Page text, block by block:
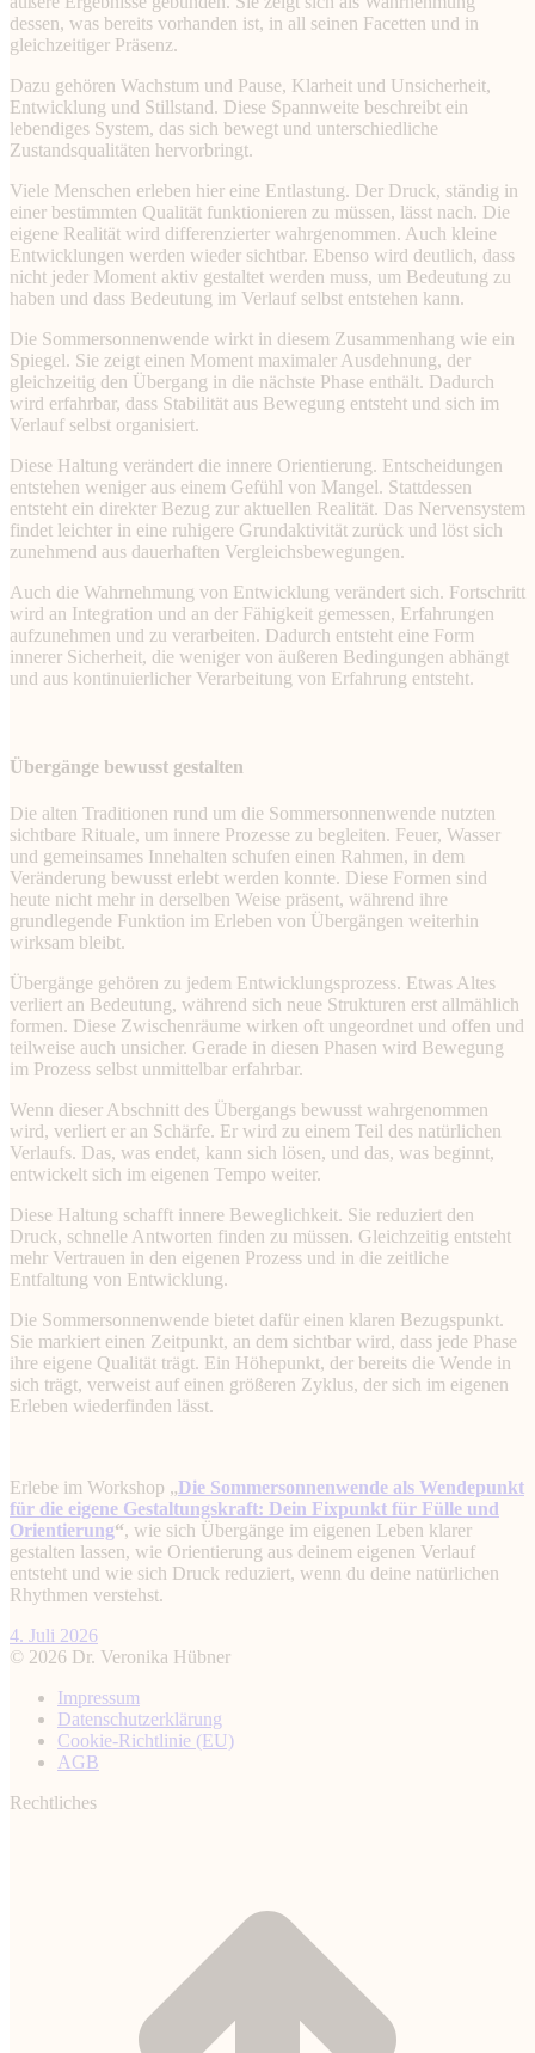
dessen, was bereits vorhanden ist, in all seinen Facetten und in
gleichzeitiger Präsenz.
Dazu gehören Wachstum und Pause, Klarheit und Unsicherheit,
Entwicklung und Stillstand. Diese Spannweite beschreibt ein
lebendiges System, das sich bewegt und unterschiedliche
Zustandsqualitäten hervorbringt.
Viele Menschen erleben hier eine Entlastung. Der Druck, ständig in
einer bestimmten Qualität funktionieren zu müssen, lässt nach. Die
eigene Realität wird differenzierter wahrgenommen. Auch kleine
Entwicklungen werden wieder sichtbar. Ebenso wird deutlich, dass
nicht jeder Moment aktiv gestaltet werden muss, um Bedeutung zu
haben und dass Bedeutung im Verlauf selbst entstehen kann.
Die Sommersonnenwende wirkt in diesem Zusammenhang wie ein
Spiegel. Sie zeigt einen Moment maximaler Ausdehnung, der
gleichzeitig den Übergang in die nächste Phase enthält. Dadurch
wird erfahrbar, dass Stabilität aus Bewegung entsteht und sich im
Verlauf selbst organisiert.
Diese Haltung verändert die innere Orientierung. Entscheidungen
entstehen weniger aus einem Gefühl von Mangel. Stattdessen
entsteht ein direkter Bezug zur aktuellen Realität. Das Nervensystem
findet leichter in eine ruhigere Grundaktivität zurück und löst sich
zunehmend aus dauerhaften Vergleichsbewegungen.
Auch die Wahrnehmung von Entwicklung verändert sich. Fortschritt
wird an Integration und an der Fähigkeit gemessen, Erfahrungen
aufzunehmen und zu verarbeiten. Dadurch entsteht eine Form
innerer Sicherheit, die weniger von äußeren Bedingungen abhängt
und aus kontinuierlicher Verarbeitung von Erfahrung entsteht.
Übergänge bewusst gestalten
Die alten Traditionen rund um die Sommersonnenwende nutzten
sichtbare Rituale, um innere Prozesse zu begleiten. Feuer, Wasser
und gemeinsames Innehalten schufen einen Rahmen, in dem
Veränderung bewusst erlebt werden konnte. Diese Formen sind
heute nicht mehr in derselben Weise präsent, während ihre
grundlegende Funktion im Erleben von Übergängen weiterhin
wirksam bleibt.
Übergänge gehören zu jedem Entwicklungsprozess. Etwas Altes
verliert an Bedeutung, während sich neue Strukturen erst allmählich
formen. Diese Zwischenräume wirken oft ungeordnet und offen und
teilweise auch unsicher. Gerade in diesen Phasen wird Bewegung
im Prozess selbst unmittelbar erfahrbar.
Wenn dieser Abschnitt des Übergangs bewusst wahrgenommen
wird, verliert er an Schärfe. Er wird zu einem Teil des natürlichen
Verlaufs. Das, was endet, kann sich lösen, und das, was beginnt,
entwickelt sich im eigenen Tempo weiter.
Diese Haltung schafft innere Beweglichkeit. Sie reduziert den
Druck, schnelle Antworten finden zu müssen. Gleichzeitig entsteht
mehr Vertrauen in den eigenen Prozess und in die zeitliche
Entfaltung von Entwicklung.
Die Sommersonnenwende bietet dafür einen klaren Bezugspunkt.
Sie markiert einen Zeitpunkt, an dem sichtbar wird, dass jede Phase
ihre eigene Qualität trägt. Ein Höhepunkt, der bereits die Wende in
sich trägt, verweist auf einen größeren Zyklus, der sich im eigenen
Erleben wiederfinden lässt.
Erlebe im Workshop „Die Sommersonnenwende als Wendepunkt
für die eigene Gestaltungskraft: Dein Fixpunkt für Fülle und
Orientierung“, wie sich Übergänge im eigenen Leben klarer
gestalten lassen, wie Orientierung aus deinem eigenen Verlauf
entsteht und wie sich Druck reduziert, wenn du deine natürlichen
Rhythmen verstehst.
4. Juli 2026
© 2026 Dr. Veronika Hübner
Impressum
Datenschutz­erklärung
Cookie-Richtlinie (EU)
AGB
Rechtliches